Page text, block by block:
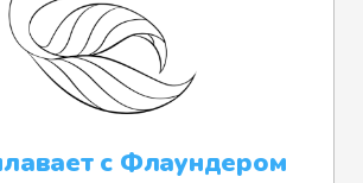
с Флаундером